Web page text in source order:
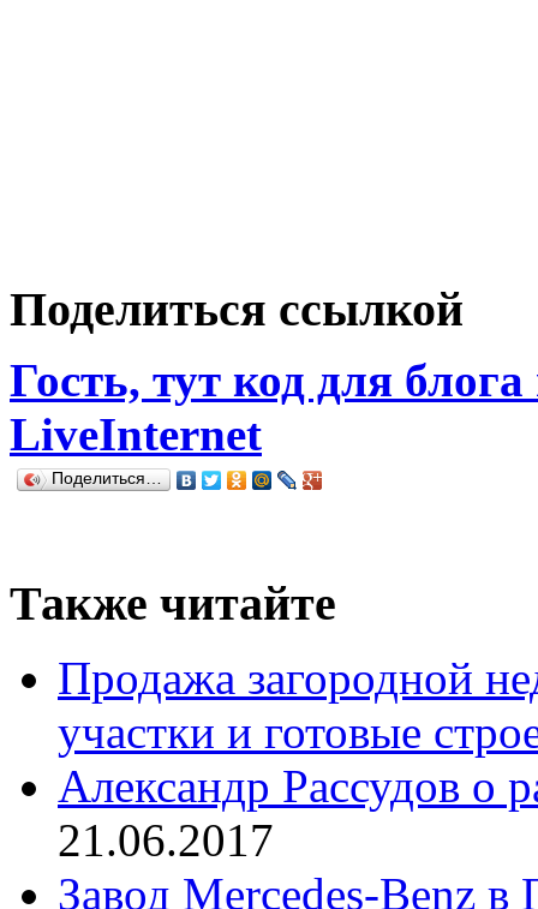
Поделиться ссылкой
Гость, тут код для
LiveInternet
Поделиться…
Также читайте
Продажа загородной
участки и готовые
Александр Рассудов о
21.06.2017
Завод Mercedes-Benz в